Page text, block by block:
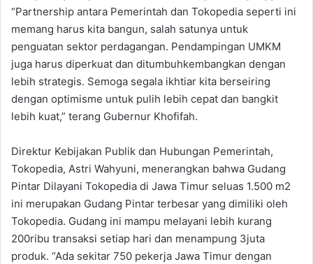
“Partnership antara Pemerintah dan Tokopedia seperti ini
memang harus kita bangun, salah satunya untuk
penguatan sektor perdagangan. Pendampingan UMKM
juga harus diperkuat dan ditumbuhkembangkan dengan
lebih strategis. Semoga segala ikhtiar kita berseiring
dengan optimisme untuk pulih lebih cepat dan bangkit
lebih kuat,” terang Gubernur Khofifah.
Direktur Kebijakan Publik dan Hubungan Pemerintah,
Tokopedia, Astri Wahyuni, menerangkan bahwa Gudang
Pintar Dilayani Tokopedia di Jawa Timur seluas 1.500 m2
ini merupakan Gudang Pintar terbesar yang dimiliki oleh
Tokopedia. Gudang ini mampu melayani lebih kurang
200ribu transaksi setiap hari dan menampung 3juta
produk. “Ada sekitar 750 pekerja Jawa Timur dengan